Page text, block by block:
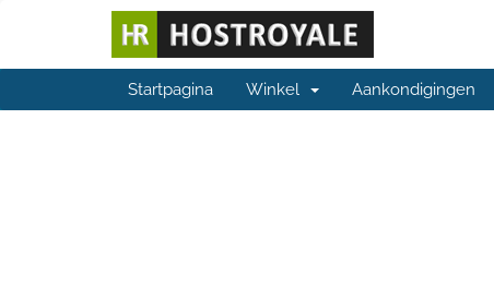
Startpagina Winkel Aankondigingen